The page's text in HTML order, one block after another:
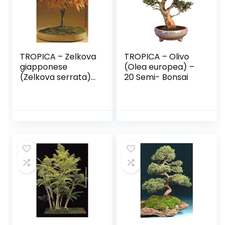
TROPICA – Zelkova
giapponese
(Zelkova serrata)
TROPICA – Olivo
(Olea europea) –
20 Semi- Bonsai